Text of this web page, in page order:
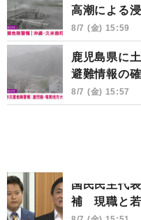
高潮による
8/7 (金) 15:59
鹿児島県に
避難情報の
8/7 (金) 15:57
国民民主代
補 現職と若